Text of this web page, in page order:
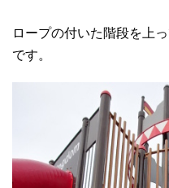
ロープの付いた階段を上
です。